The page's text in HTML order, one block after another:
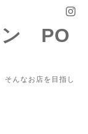
ン PO
んなお店を目指し